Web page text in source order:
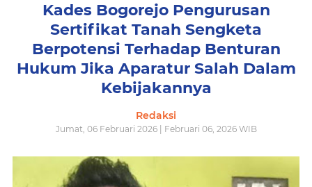
Kades Bogorejo Pengurusan
Sertifikat Tanah Sengketa
Berpotensi Terhadap Benturan
Hukum Jika Aparatur Salah Dalam
Kebijakannya
Redaksi
Jumat, 06 Februari 2026 | Februari 06, 2026 WIB